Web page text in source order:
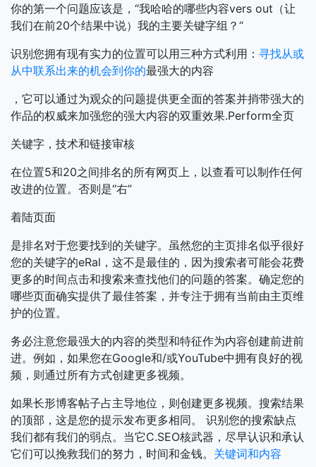
你的第一个问题应该是，“我哈哈的哪些内容vers out（让
我们在前20个结果中说）我的主要关键字组？“
识别您拥有现有实力的位置可以用三种方式利用： 寻找从或
从中联系出来的机会到你的最强大的内容
，它可以通过为观众的问题提供更全面的答案并捎带强大的
作品的权威来加强您的强大内容的双重效果.Perform全页
关键字，技术和链接审核
在位置5和20之间排名的所有网页上，以查看可以制作任何
改进的位置。否则是“右”
着陆页面
是排名对于您要找到的关键字。虽然您的主页排名似乎很好
您的关键字的eRal，这不是最佳的，因为搜索者可能会花费
更多的时间点击和搜索来查找他们的问题的答案。确定您的
哪些页面确实提供了最佳答案，并专注于拥有当前由主页维
护的位置。
务必注意您最强大的内容的类型和特征作为内容创建前进前
进。例如，如果您在Google和/或YouTube中拥有良好的视
频，则通过所有方式创建更多视频。
如果长形博客帖子占主导地位，则创建更多视频。搜索结果
的顶部，这是您的提示发布更多相同。
识别您的搜索缺点
我们都有我们的弱点。当它C.SEO核武器，尽早认识和承认
它们可以挽救我们的努力，时间和金钱。 关键词和内容